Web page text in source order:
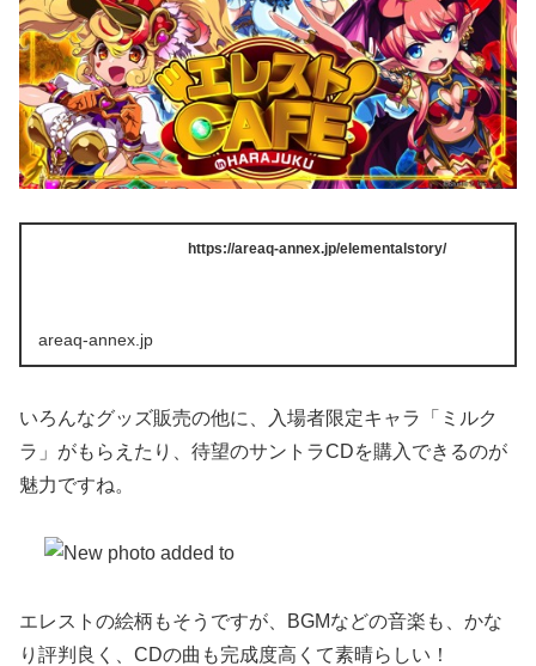
https://areaq-annex.jp/elementalstory/
areaq-annex.jp
いろんなグッズ販売の他に、入場者限定キャラ「ミルク
ラ」がもらえたり、待望のサントラCDを購入できるのが
魅力ですね。
エレストの絵柄もそうですが、BGMなどの音楽も、かな
り評判良く、CDの曲も完成度高くて素晴らしい！